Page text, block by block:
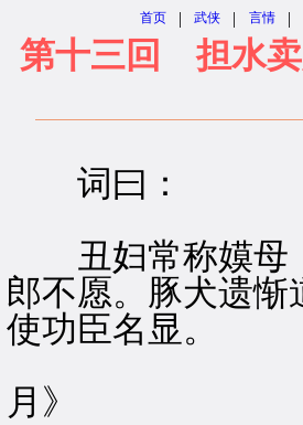
首页 | 武侠 | 言情 |
第十三回 担水
词曰：
丑妇常称嫫母，
郎不愿。豚犬遗
使功臣名显。
月》